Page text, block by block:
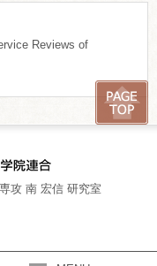
Reviews of
攻 南 宏信 研究室